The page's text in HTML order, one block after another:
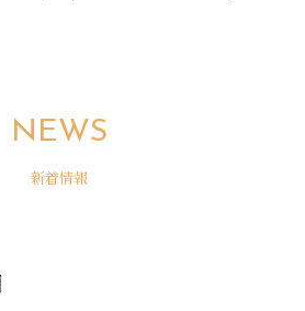
NEWS
新着情報